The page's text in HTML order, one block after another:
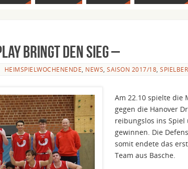
bringt den Sieg –
HEIMSPIELWOCHENENDE NEWS SAISON 2017/18
Am 22.10 spielte die
gegen die Hanover
reibungslos ins
gewinnen. Die
somit endete das
Team aus Basche.